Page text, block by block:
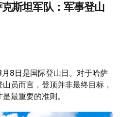
斯坦军队：军事登山
月8日是国际登山日。对于哈萨
员而言，登顶并非最终目标，
最重要的准则。